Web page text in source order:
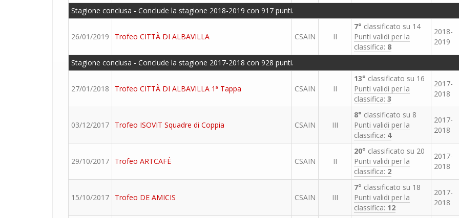
Stagione conclusa - Conclude la stagione 2018-2019 con 917 punti.
26/01/2019 Trofeo CITTÀ DI ALBAVILLA CSAIN II
7° classificato su 14
Punti validi per la
classifica: 8
2018-
2019
Stagione conclusa - Conclude la stagione 2017-2018 con 928 punti.
27/01/2018 Trofeo CITTÀ DI ALBAVILLA 1ª Tappa CSAIN II
13° classificato su 16
Punti validi per la
classifica: 3
2017-
2018
03/12/2017 Trofeo ISOVIT Squadre di Coppia CSAIN III
8° classificato su 8
Punti validi per la
classifica: 4
2017-
2018
29/10/2017 Trofeo ARTCAFÈ CSAIN II
20° classificato su 20
Punti validi per la
classifica: 2
2017-
2018
15/10/2017 Trofeo DE AMICIS CSAIN III
7° classificato su 18
Punti validi per la
classifica: 12
2017-
2018